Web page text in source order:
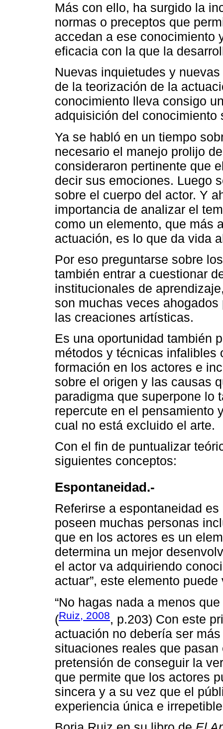
Más con ello, ha surgido la
normas o preceptos que
accedan a ese conocimiento
eficacia con la que la
Nuevas inquietudes y
de la teorización de la
conocimiento lleva consigo
adquisición del
Ya se habló en un tiempo
necesario el manejo prolijo
consideraron pertinente que
decir sus emociones. Luego
sobre el cuerpo del actor. Y
importancia de analizar el
como un elemento, que más
actuación, es lo que da vida
Por eso preguntarse sobre
también entrar a cuestionar
institucionales de
son muchas veces
las creaciones artísticas.
Es una oportunidad también
métodos y técnicas infalibles
formación en los actores e
sobre el origen y las causas
paradigma que superpone lo
repercute en el pensamiento
cual no está excluido el arte.
Con el fin de puntualizar
siguientes conceptos:
Espontaneidad.-
Referirse a espontaneidad
poseen muchas personas
que en los actores es un
determina un mejor
el actor va adquiriendo
actuar”, este elemento
“No hagas nada a menos
(Ruiz, 2008, p.203) Con este
actuación no debería ser
situaciones reales que
pretensión de conseguir la
que permite que los actores
sincera y a su vez que el
experiencia única e